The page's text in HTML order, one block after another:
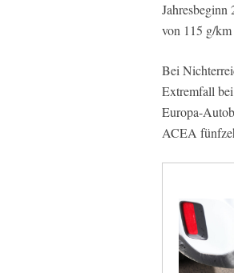
von 115 g/
Bei
Extremfall
Europa-
ACEA